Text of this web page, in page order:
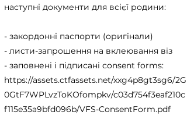
наступні документи для всієї родини:
- закордонні паспорти (оригінали)
- листи-запрошення на вклеювання віз
- заповнені і підписані consent forms:
https://assets.ctfassets.net/xxg4p8gt3sg6/2G
0GtF7WPLvzToKOfompkv/c03d754f3eaf210c
f115e35a9bfd096b/VFS-ConsentForm.pdf